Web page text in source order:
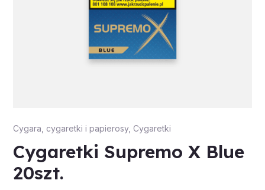
Cygara, cygaretki i papierosy, Cygaretki
Cygaretki Supremo X Blue
20szt.